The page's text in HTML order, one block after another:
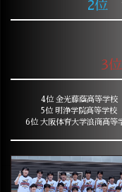
2位
3
4位 金光藤蔭高等学校
5位 明浄学院高等学校
6位 大阪体育大学浪商高等